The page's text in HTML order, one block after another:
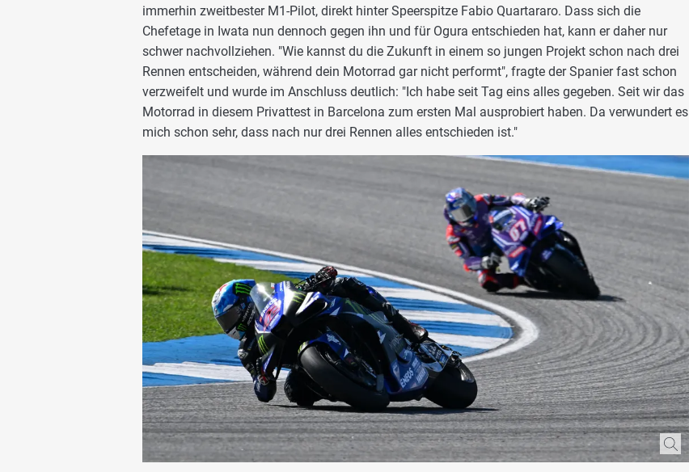
immerhin zweitbester M1-Pilot, direkt hinter Speerspitze Fabio Quartararo. Dass sich die
Chefetage in Iwata nun dennoch gegen ihn und für Ogura entschieden hat, kann er daher nur
schwer nachvollziehen. "Wie kannst du die Zukunft in einem so jungen Projekt schon nach drei
Rennen entscheiden, während dein Motorrad gar nicht performt", fragte der Spanier fast schon
verzweifelt und wurde im Anschluss deutlich: "Ich habe seit Tag eins alles gegeben. Seit wir das
Motorrad in diesem Privattest in Barcelona zum ersten Mal ausprobiert haben. Da verwundert es
mich schon sehr, dass nach nur drei Rennen alles entschieden ist."